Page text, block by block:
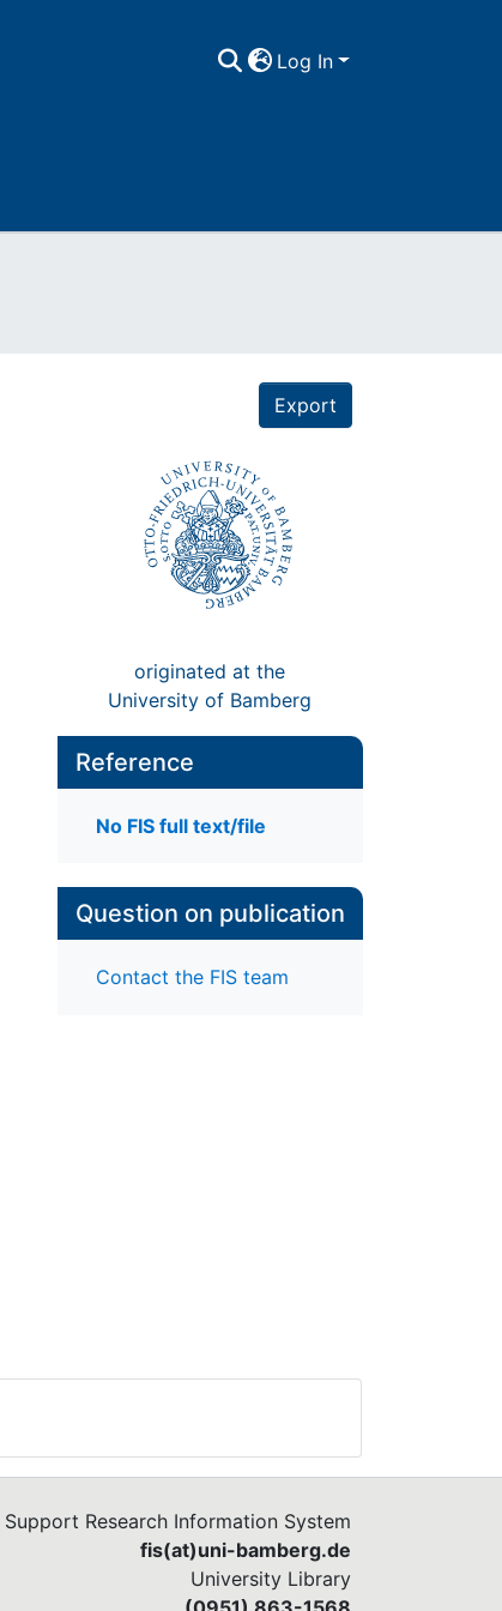
Log In
Export
originated at the
University of Bamberg
Reference
No FIS full text/file
Question on publication
Contact the FIS team
Support Research Information System
fis(at)uni-bamberg.de
University Library